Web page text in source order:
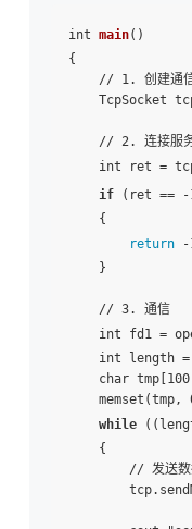
int main()
{
// 1. 创建通信
TcpSocket
// 2. 连接服
int ret =
if (ret == -
{
return -
}
// 3. 通信
int fd1 =
int length =
char
memset(tmp,
while
{
// 发送数